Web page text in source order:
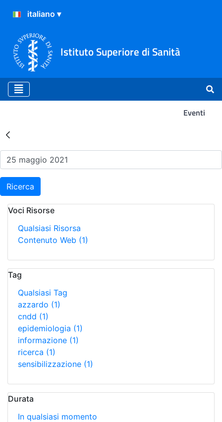
Istituto Superiore di Sanità
Eventi
Risultati della Ricerca -
Ricerca
Voci Risorse
Qualsiasi Risorsa
Contenuto Web (1)
Tag
Qualsiasi Tag
azzardo (1)
cndd (1)
epidemiologia (1)
informazione (1)
ricerca (1)
sensibilizzazione (1)
Durata
In qualsiasi momento